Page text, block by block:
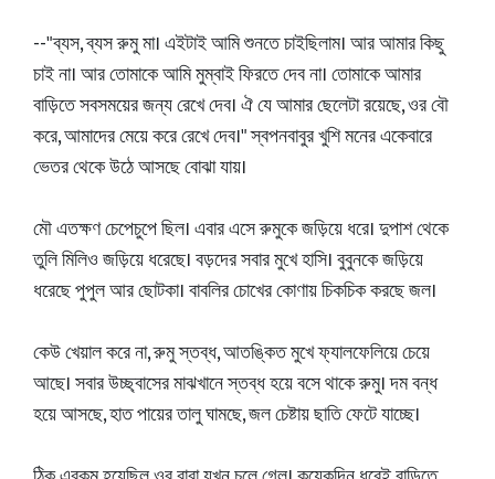
--"ব্যস, ব্যস রুমু মা। এইটাই আমি শুনতে চাইছিলাম। আর আমার কিছু
চাই না। আর তোমাকে আমি মুম্বাই ফিরতে দেব না। তোমাকে আমার
বাড়িতে সবসময়ের জন্য রেখে দেব। ঐ যে আমার ছেলেটা রয়েছে, ওর বৌ
করে, আমাদের মেয়ে করে রেখে দেব।" স্বপনবাবুর খুশি মনের একেবারে
ভেতর থেকে উঠে আসছে বোঝা যায়।
মৌ এতক্ষণ চেপেচুপে ছিল। এবার এসে রুমুকে জড়িয়ে ধরে। দুপাশ থেকে
তুলি মিলিও জড়িয়ে ধরেছে। বড়দের সবার মুখে হাসি। বুবুনকে জড়িয়ে
ধরেছে পুপুল আর ছোটকা। বাবলির চোখের কোণায় চিকচিক করছে জল।
কেউ খেয়াল করে না, রুমু স্তব্ধ, আতঙ্কিত মুখে ফ্যালফেলিয়ে চেয়ে
আছে। সবার উচ্ছ্বাসের মাঝখানে স্তব্ধ হয়ে বসে থাকে রুমু। দম বন্ধ
হয়ে আসছে, হাত পায়ের তালু ঘামছে, জল চেষ্টায় ছাতি ফেটে যাচ্ছে।